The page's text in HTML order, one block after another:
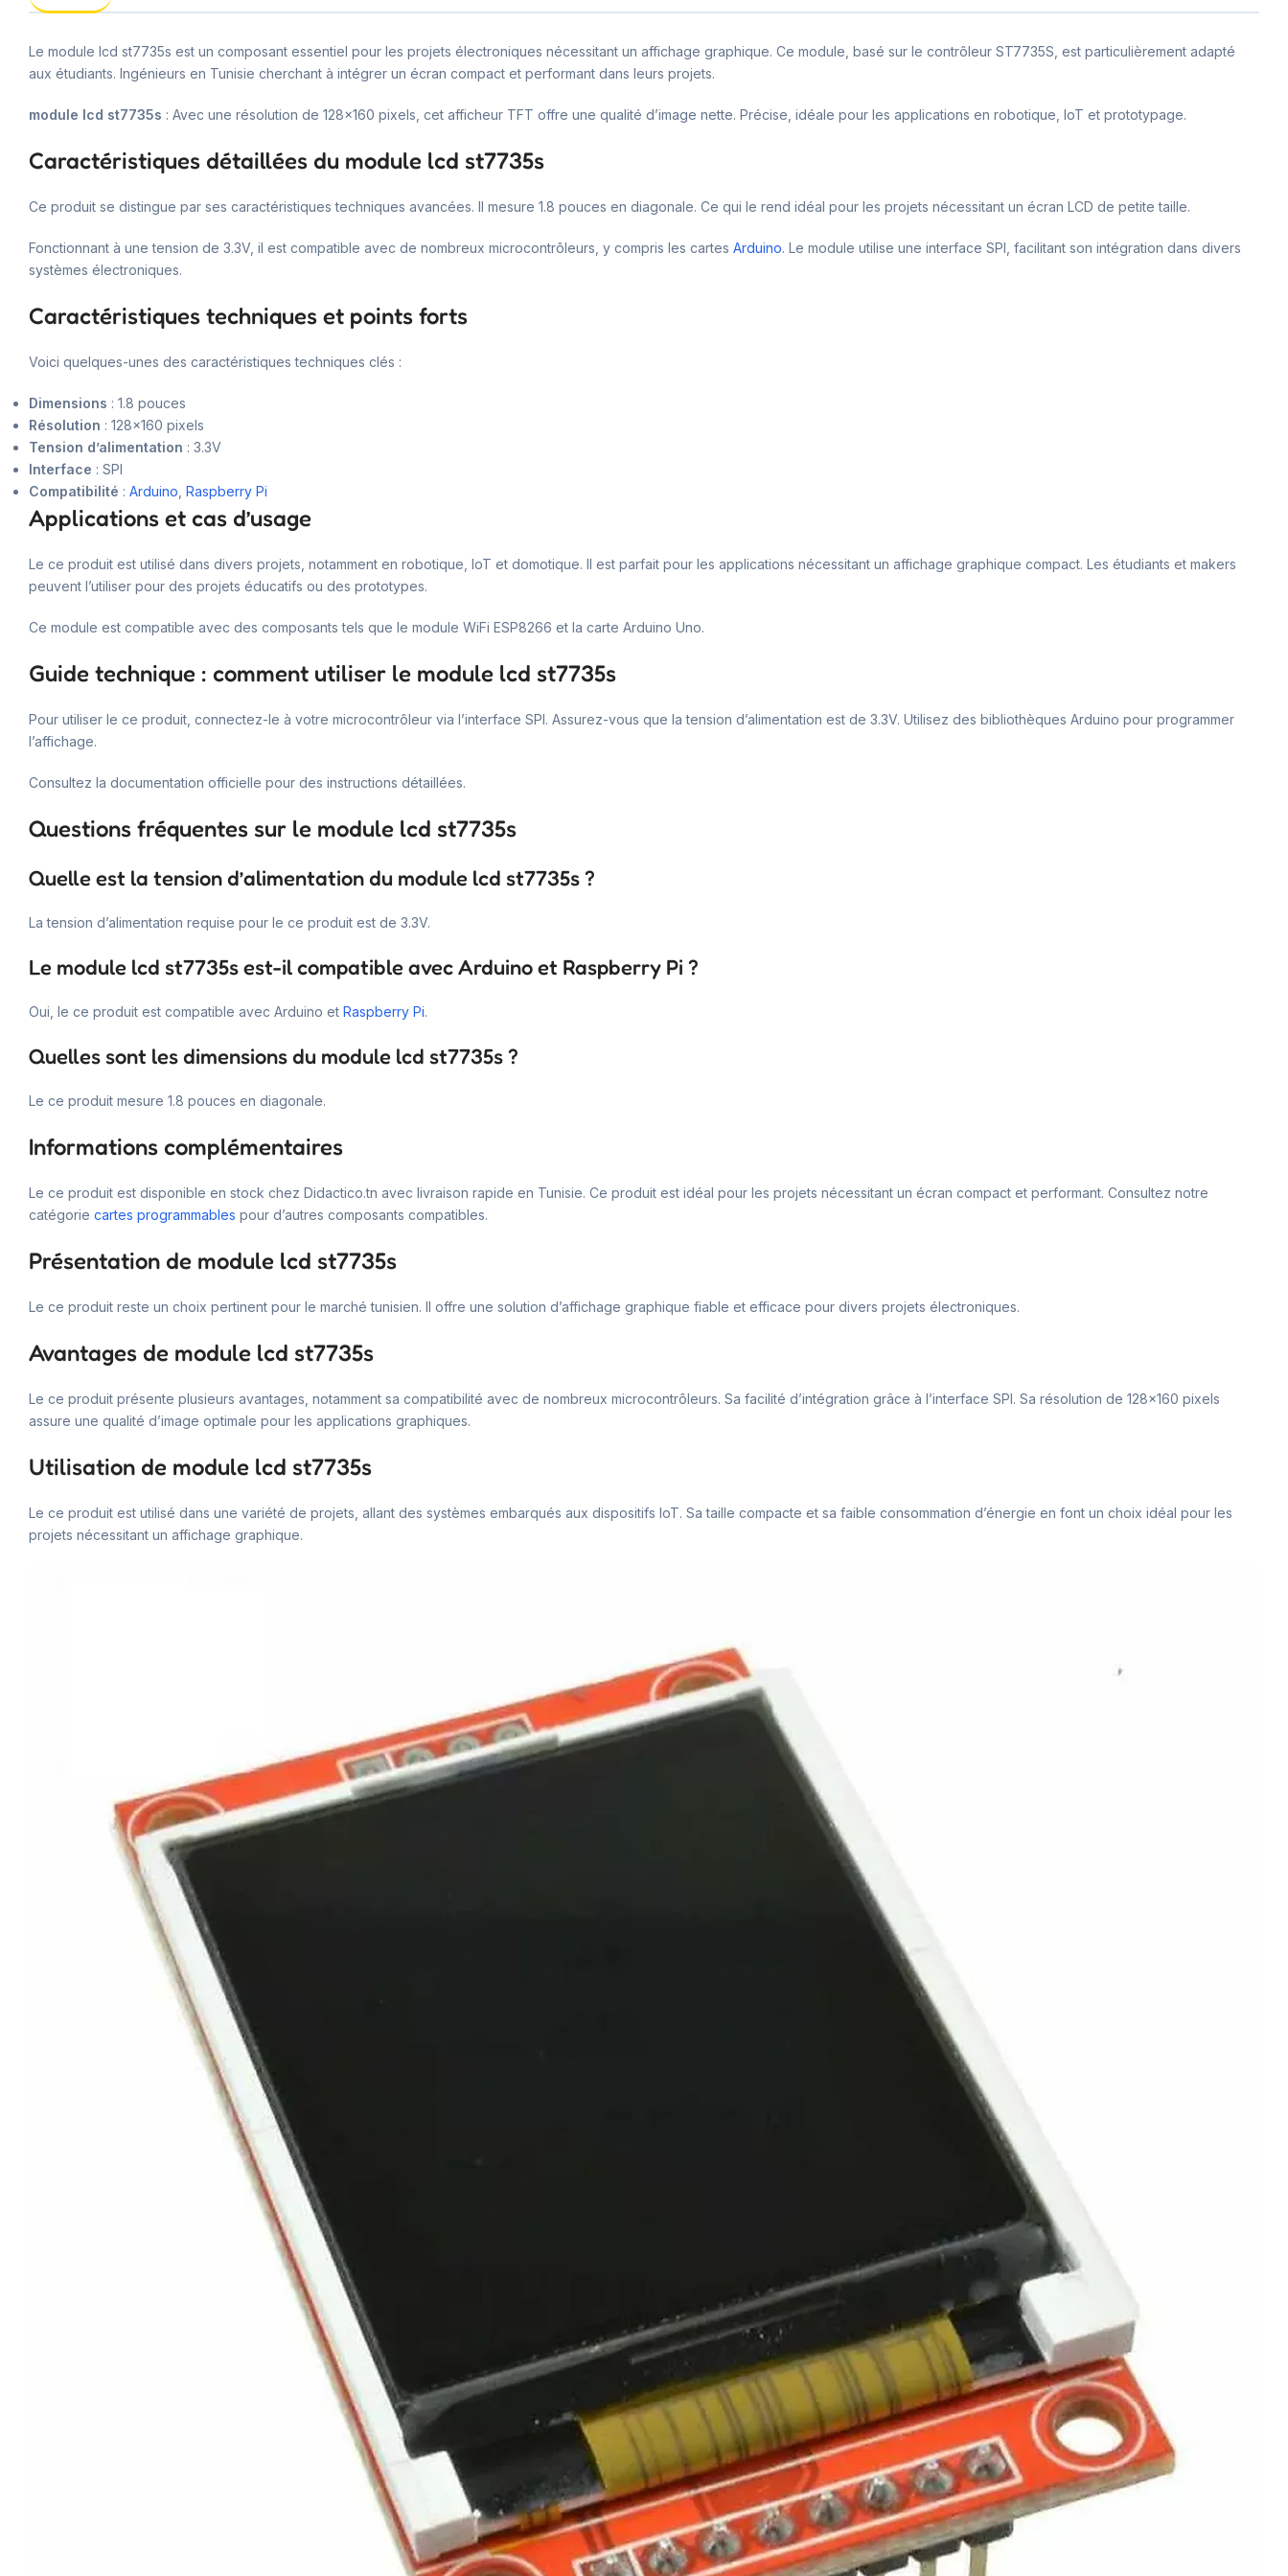
Le module lcd st7735s est un composant essentiel pour les projets électroniques nécessitant un affichage graphique. Ce module, basé sur le contrôleur ST7735S, est particulièrement adapté
aux étudiants. Ingénieurs en Tunisie cherchant à intégrer un écran compact et performant dans leurs projets.
module lcd st7735s : Avec une résolution de 128×160 pixels, cet afficheur TFT offre une qualité d’image nette. Précise, idéale pour les applications en robotique, IoT et prototypage.
Caractéristiques détaillées du module lcd st7735s
Ce produit se distingue par ses caractéristiques techniques avancées. Il mesure 1.8 pouces en diagonale. Ce qui le rend idéal pour les projets nécessitant un écran LCD de petite taille.
Fonctionnant à une tension de 3.3V, il est compatible avec de nombreux microcontrôleurs, y compris les cartes Arduino. Le module utilise une interface SPI, facilitant son intégration dans divers
systèmes électroniques.
Caractéristiques techniques et points forts
Voici quelques-unes des caractéristiques techniques clés :
Dimensions : 1.8 pouces
Résolution : 128×160 pixels
Tension d’alimentation : 3.3V
Interface : SPI
Compatibilité : Arduino Raspberry Pi
Applications et cas d’usage
Le ce produit est utilisé dans divers projets, notamment en robotique, IoT et domotique. Il est parfait pour les applications nécessitant un affichage graphique compact. Les étudiants et makers
peuvent l’utiliser pour des projets éducatifs ou des prototypes.
Ce module est compatible avec des composants tels que le module WiFi ESP8266 et la carte Arduino Uno.
Guide technique : comment utiliser le module lcd st7735s
Pour utiliser le ce produit, connectez-le à votre microcontrôleur via l’interface SPI. Assurez-vous que la tension d’alimentation est de 3.3V. Utilisez des bibliothèques Arduino pour programmer
l’affichage.
Consultez la documentation officielle pour des instructions détaillées.
Questions fréquentes sur le module lcd st7735s
Quelle est la tension d’alimentation du module lcd st7735s ?
La tension d’alimentation requise pour le ce produit est de 3.3V.
Le module lcd st7735s est-il compatible avec Arduino et Raspberry Pi ?
Oui, le ce produit est compatible avec Arduino et Raspberry Pi.
Quelles sont les dimensions du module lcd st7735s ?
Le ce produit mesure 1.8 pouces en diagonale.
Informations complémentaires
Le ce produit est disponible en stock chez Didactico.tn avec livraison rapide en Tunisie. Ce produit est idéal pour les projets nécessitant un écran compact et performant. Consultez notre
catégorie cartes programmables pour d’autres composants compatibles.
Présentation de module lcd st7735s
Le ce produit reste un choix pertinent pour le marché tunisien. Il offre une solution d’affichage graphique fiable et efficace pour divers projets électroniques.
Avantages de module lcd st7735s
Le ce produit présente plusieurs avantages, notamment sa compatibilité avec de nombreux microcontrôleurs. Sa facilité d’intégration grâce à l’interface SPI. Sa résolution de 128×160 pixels
assure une qualité d’image optimale pour les applications graphiques.
Utilisation de module lcd st7735s
Le ce produit est utilisé dans une variété de projets, allant des systèmes embarqués aux dispositifs IoT. Sa taille compacte et sa faible consommation d’énergie en font un choix idéal pour les
projets nécessitant un affichage graphique.